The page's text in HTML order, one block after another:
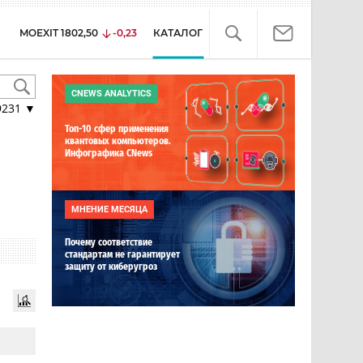
MOEXIT 1802,50 -0,23 КАТАЛОГ
▼
CNEWS ANALYTICS
Топ-10 сфер применения
квантовых компьютеров.
Инфографика CNews
МНЕНИЕ МЕСЯЦА
Почему соответствие
стандартам не гарантирует
защиту от киберугроз